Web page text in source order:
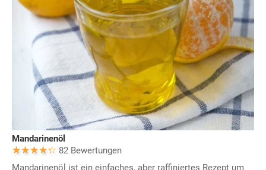
Mandarinenöl
82 Bewertungen
Mandarinenöl ist ein einfaches, aber raffiniertes Rezept um